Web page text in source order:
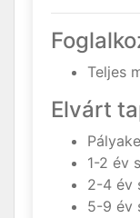
Teljes
Elvárt
1-2 év
2-4 év
5-9 év